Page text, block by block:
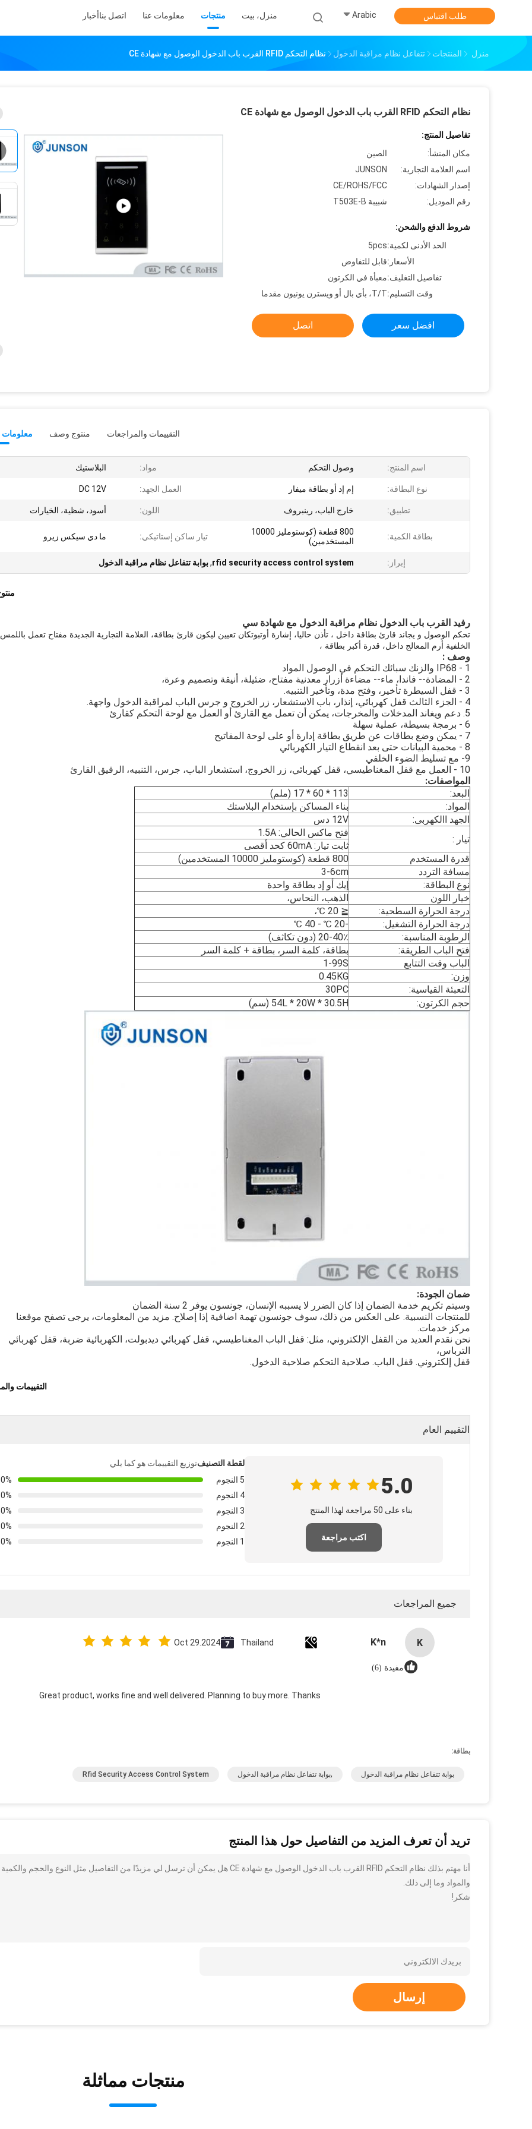
منزل، بيت منتجات معلومات عنا اتصل بناأخبار Arabic طلب اقتباس
منزل المنتجات تتفاعل نظام مراقبة الدخول نظام التحكم RFID القرب باب الدخول الوصول مع شهادة CE
نظام التحكم RFID القرب باب الدخول الوصول مع شهادة CE
تفاصيل المنتج:
مكان المنشأ:
الصين
اسم العلامة التجارية:
JUNSON
إصدار الشهادات:
CE/ROHS/FCC
رقم الموديل:
شبيبة T503E-B
شروط الدفع والشحن:
الحد الأدنى لكمية:5pcs
الأسعار:قابل للتفاوض
تفاصيل التغليف:معبأة في الكرتون
وقت التسليم:T/T، بأي بال أو ويسترن يونيون مقدما
افضل سعر اتصل
معلومات منتوج وصف التقييمات والمراجعات
اسم المنتج: وصول التحكم مواد: البلاستيك
نوع البطاقة: إم إد أو بطاقة ميفار العمل الجهد: DC 12V
تطبيق: خارج الباب، رينبروف اللون: أسود، شظية، الخيارات
بطاقة الكمية:
800 قطعة (كوستومليز 10000
المستخدمين)
تيار ساكن إستاتيكي: ما دي سيكس زيرو
إبراز: rfid security access control system
,بوابة تتفاعل نظام مراقبة الدخول
رفيد القرب باب الدخول نظام مراقبة الدخول مع شهادة سي
تحكم الوصول و يجاند قارئ بطاقة داخل ، تأذن حاليا، إشارة أوتبوتكان تعيين ليكون قارئ بطاقة، العلامة التجارية الجديدة مفتاح تعمل
الخلفية أرم المعالج داخل، قدرة أكبر بطاقة ،
وصف :
1 - IP68 والزنك سبائك التحكم في الوصول المواد
2 - المضادة-- فاندا، ماء-- مضاءة أزرار معدنية مفتاح، ضئيلة، أنيقة وتصميم وعرة،
3 - قفل السيطرة تأخير، وفتح مدة، وتأخير التنبيه.
4 - الجزء الثالث قفل كهربائي، إنذار، باب الاستشعار، زر الخروج و جرس الباب لمراقبة الدخول واجهة.
5. دعم ويغاند المدخلات والمخرجات، يمكن أن تعمل مع القارئ أو العمل مع لوحة التحكم كقارئ
6 - برمجة بسيطة، عملية سهلة
7 - يمكن وضع بطاقات عن طريق بطاقة إدارة أو على لوحة المفاتيح
8 - محمية البيانات حتى بعد انقطاع التيار الكهربائي
9- مع تسليط الضوء الخلفي
10 - العمل مع قفل المغناطيسي، قفل كهربائي، زر الخروج، استشعار الباب، جرس، التنبيه، الرقيق القارئ
المواصفات:
البعد:
113 * 60 * 17 (ملم)
المواد:
بناء المساكن بإستخدام البلاستك
الجهد االكهربى:
12V دس
تيار :
فتح ماكس الحالي: 1.5A
ثابت تيار: 60mA كحد أقصى
قدرة المستخدم
800 قطعة (كوستومليز 10000 المستخدمين)
مسافة التردد
3-6cm
نوع البطاقة:
إيك أو إد بطاقة واحدة
خيار اللون
الذهب، النحاس،
درجة الحرارة السطحية:
≦ 20 ℃،
درجة الحرارة التشغيل:
-20 ℃ - 40 ℃
الرطوبة المناسبة:
20-40٪ (دون تكاثف)
فتح الباب الطريقة:
بطاقة، كلمة السر، بطاقة + كلمة السر
الباب وقت التتابع
1-99S
وزن:
0.45KG
التعبئة القياسية:
30PC
حجم الكرتون:
54L * 20W * 30.5H (سم)
ضمان الجودة:
وسيتم تكريم خدمة الضمان إذا كان الضرر لا يسببه الإنسان، جونسون يوفر 2 سنة الضمان
للمنتجات النسبية. على العكس من ذلك، سوف جونسون تهمة اضافية إذا إصلاح. مزيد من المعلومات، يرجى تصفح موقعنا
مركز خدمات.
نحن نقدم العديد من القفل الإلكتروني، مثل: قفل الباب المغناطيسي، قفل كهربائي ديدبولت، الكهربائية ضربة، قفل كهربائي
الترباس،
قفل إلكتروني. قفل الباب. صلاحية التحكم صلاحية الدخول.
التقييمات
التقييم العام
5.0
بناء على 50 مراجعة لهذا المنتج
اكتب مراجعة
لقطة التصنيفتوزيع التقييمات هو كما يلي
5 النجوم
4 النجوم
0%
3 النجوم
0%
2 النجوم
0%
1 النجوم
0%
جميع المراجعات
K
K*n
Thailand
Oct 29.2024
مفيدة (6)
Great product, works fine and well delivered. Planning to buy more. Thanks
بطاقة:
بوابة تتفاعل نظام مراقبة الدخول ,بوابة تتفاعل نظام مراقبة الدخول Rfid Security Access Control System
تريد أن تعرف المزيد من التفاصيل حول هذا المنتج
أنا مهتم بذلك نظام التحكم RFID القرب باب الدخول الوصول مع شهادة CE هل يمكن أن ترسل لي مزيدًا من التفاصيل مثل النوع والحجم والكمية
والمواد وما إلى ذلك.
شكر!
إرسال
منتجات مماثلة